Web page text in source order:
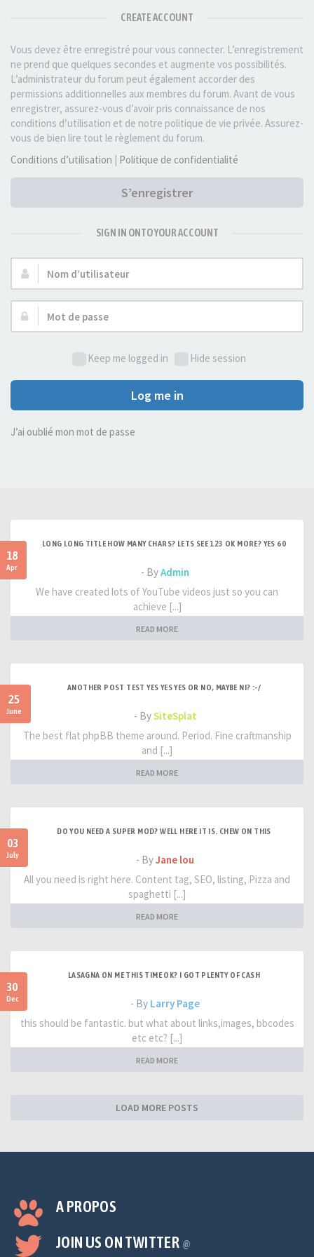
CREATE ACCOUNT
Vous devez être enregistré pour vous connecter. L’enregistrement
ne prend que quelques secondes et augmente vos possibilités.
L’administrateur du forum peut également accorder des
permissions additionnelles aux membres du forum. Avant de vous
enregistrer, assurez-vous d’avoir pris connaissance de nos
conditions d’utilisation et de notre politique de vie privée. Assurez-
vous de bien lire tout le règlement du forum.
Conditions d’utilisation | Politique de confidentialité
S’enregistrer
SIGN IN ONTO YOUR ACCOUNT
Nom
d’utilisateur :
Mot
de
Keep me logged in
Hide session
Log me in
J’ai oublié mon mot de passe
18
Apr
LONG LONG TITLE HOW MANY CHARS? LETS SEE 123 OK MORE? YES 60
- ByAdmin
We have created lots of YouTube videos just so you can
achieve [...]
READ MORE
25
June
ANOTHER POST TEST YES YES YES OR NO, MAYBE NI? :-/
- BySiteSplat
The best flat phpBB theme around. Period. Fine craftmanship
and [...]
READ MORE
03
July
DO YOU NEED A SUPER MOD? WELL HERE IT IS. CHEW ON THIS
- ByJane lou
All you need is right here. Content tag, SEO, listing, Pizza and
spaghetti [...]
READ MORE
30
Dec
LASAGNA ON ME THIS TIME OK? I GOT PLENTY OF CASH
- By Larry Page
this should be fantastic. but what about links,images, bbcodes
etc etc? [...]
READ MORE
LOAD MORE POSTS
A PROPOS
JOIN US ON TWITTER @